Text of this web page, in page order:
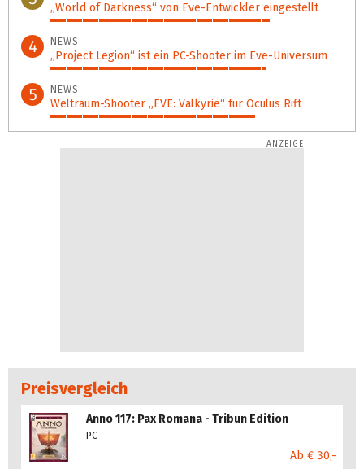
„World of Darkness“ von Eve-Entwickler eingestellt
75%
4 NEWS
„Project Legion“ ist ein PC-Shooter im Eve-Universum
74%
5 NEWS
Weltraum-Shooter „EVE: Valkyrie“ für Oculus Rift
70%
Preisvergleich
Anno 117: Pax Romana - Tribun Edition
PC
Ab € 30,-